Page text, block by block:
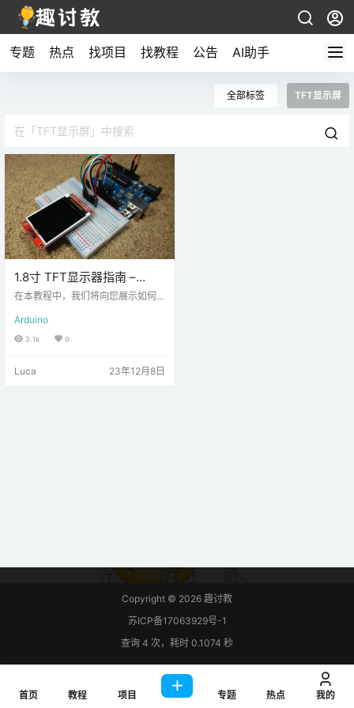
专题 热点 找项目 找教程 公告 AI助手
全部标签 TFT显示屏
1.8寸 TFT显示器指南 –
Arduino教程
在本教程中，我们将向您展示如何
使用。您将学习如何连接显示器、
编写文本、绘制形状和在屏幕上显
0 个彩色像素。显示器可以从 SD 卡
Arduino
3.1k 0
Luca 23年12月8日
Copyright © 2026 趣讨教
苏ICP备17063929号-1
查询 4 次，耗时 0.1074 秒
首页 教程 项目 专题 热点 我的